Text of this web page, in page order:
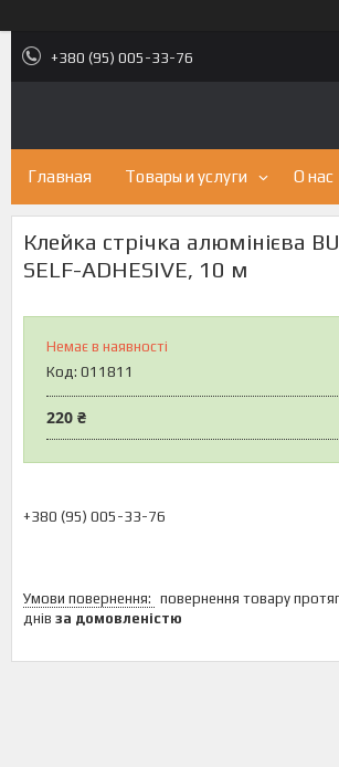
+380 (95) 005-33-76
Главная Товары и услуги О нас
Клейка стрічка алюмінієва
SELF-ADHESIVE, 10 м
Немає в наявності
Код: 011811
220 ₴
+380 (95) 005-33-76
повернення товару
днів за домовленістю